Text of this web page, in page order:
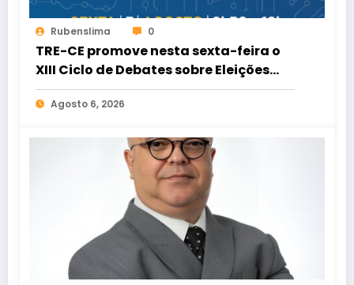
Rubenslima 0
TRE-CE promove nesta sexta-feira o
XIII Ciclo de Debates sobre Eleições
2026
Agosto 6, 2026